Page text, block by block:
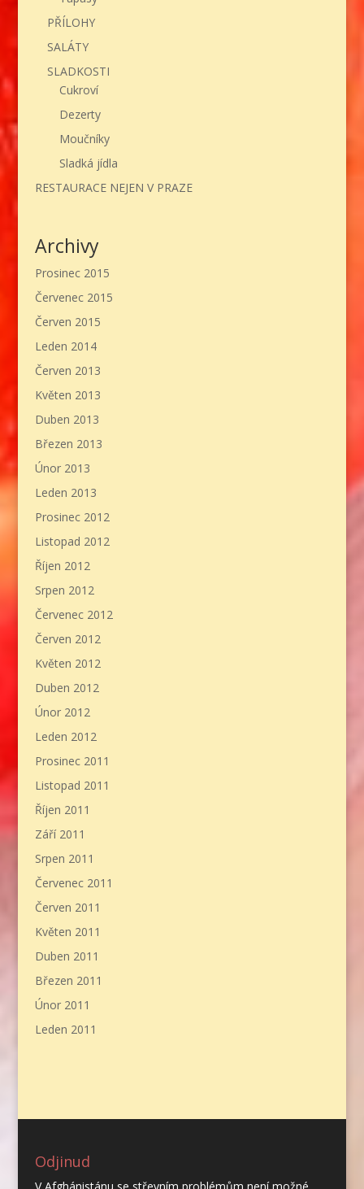
PŘÍLOHY
SALÁTY
SLADKOSTI
Cukroví
Dezerty
Moučníky
Sladká jídla
RESTAURACE NEJEN V PRAZE
Archivy
Prosinec 2015
Červenec 2015
Červen 2015
Leden 2014
Červen 2013
Květen 2013
Duben 2013
Březen 2013
Únor 2013
Leden 2013
Prosinec 2012
Listopad 2012
Říjen 2012
Srpen 2012
Červenec 2012
Červen 2012
Květen 2012
Duben 2012
Únor 2012
Leden 2012
Prosinec 2011
Listopad 2011
Říjen 2011
Září 2011
Srpen 2011
Červenec 2011
Červen 2011
Květen 2011
Duben 2011
Březen 2011
Únor 2011
Leden 2011
Odjinud